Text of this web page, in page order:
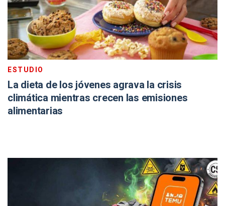
ESTUDIO
La dieta de los jóvenes agrava la crisis
climática mientras crecen las emisiones
alimentarias